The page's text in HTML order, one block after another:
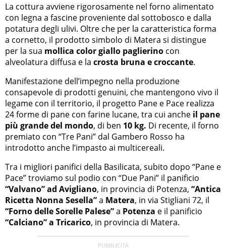
La cottura avviene rigorosamente nel forno alimentato
con legna a fascine proveniente dal sottobosco e dalla
potatura degli ulivi. Oltre che per la caratteristica forma
a cornetto, il prodotto simbolo di Matera si distingue
per la sua mollica color giallo paglierino con
alveolatura diffusa e la crosta bruna e croccante.
Manifestazione dell’impegno nella produzione
consapevole di prodotti genuini, che mantengono vivo il
legame con il territorio, il progetto Pane e Pace realizza
24 forme di pane con farine lucane, tra cui anche il pane
più grande del mondo, di ben 10 kg. Di recente, il forno
premiato con “Tre Pani” dal Gambero Rosso ha
introdotto anche l’impasto ai multicereali.
Tra i migliori panifici della Basilicata, subito dopo “Pane e
Pace” troviamo sul podio con “Due Pani” il panificio
“Valvano” ad Avigliano, in provincia di Potenza, “Antica
Ricetta Nonna Sesella”a Matera, in via Stigliani 72, il
“Forno delle Sorelle Palese”a Potenza e il panificio
“Calciano” a Tricarico, in provincia di Matera.